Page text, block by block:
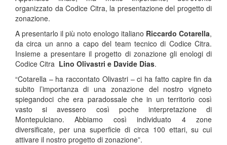
organizzato da Codice Citra, la presentazione del progetto di
zonazione.
A presentarlo il più noto enologo italiano Riccardo Cotarella,
da circa un anno a capo del team tecnico di Codice Citra.
Insieme a presentare il progetto di zonazione gli enologi di
Codice Citra Lino Olivastri e Davide Dias.
“Cotarella – ha raccontato Olivastri – ci ha fatto capire fin da
subito l’importanza di una zonazione del nostro vigneto
spiegandoci che era paradossale che in un territorio così
vasto si avessero così poche interpretazione di
Montepulciano. Abbiamo così individuato 4 zone
diversificate, per una superficie di circa 100 ettari, su cui
attivare il nostro progetto di zonazione”.